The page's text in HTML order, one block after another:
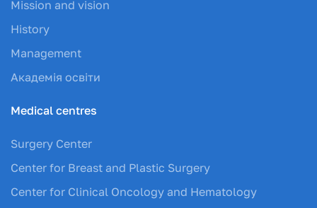
Mission and vision
History
Management
Академія освіти
Medical centres
Surgery Center
Center for Breast and Plastic Surgery
Center for Clinical Oncology and Hematology